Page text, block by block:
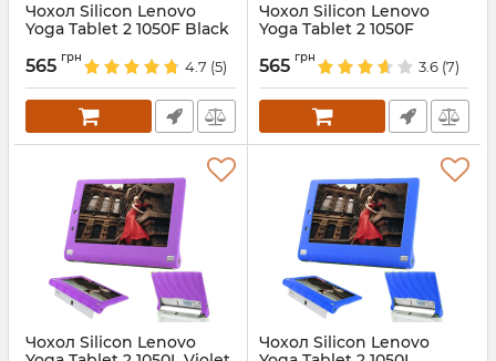
Чохол Silicon Lenovo
Yoga Tablet 2 1050F Black
565 грн
4.7 (5)
Чохол Silicon Lenovo
Yoga Tablet 2 1050F
Артикул:4960
565 грн
3.6 (7)
Чохол Silicon Lenovo
Чохол Silicon Lenovo